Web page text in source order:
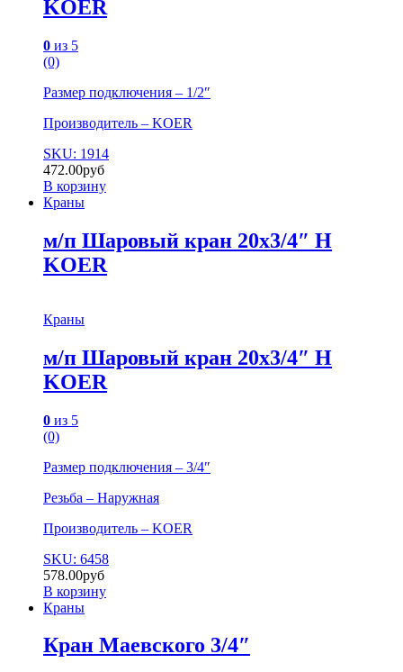
KOER
0 из 5
(0)
Размер подключения – 1/2″
Производитель – KOER
SKU: 1914
472.00руб
В корзину
Краны
м/п Шаровый кран 20х3/4″ Н
KOER
Краны
м/п Шаровый кран 20х3/4″ Н
KOER
0 из 5
(0)
Размер подключения – 3/4″
Резьба – Наружная
Производитель – KOER
SKU: 6458
578.00руб
В корзину
Краны
Кран Маевского 3/4″